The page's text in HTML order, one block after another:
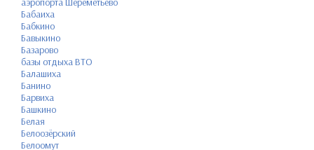
Бабаиха
Бабкино
Бавыкино
Базарово
базы отдыха ВТО
Балашиха
Банино
Барвиха
Башкино
Белая
Белоозёрский
Белоомут